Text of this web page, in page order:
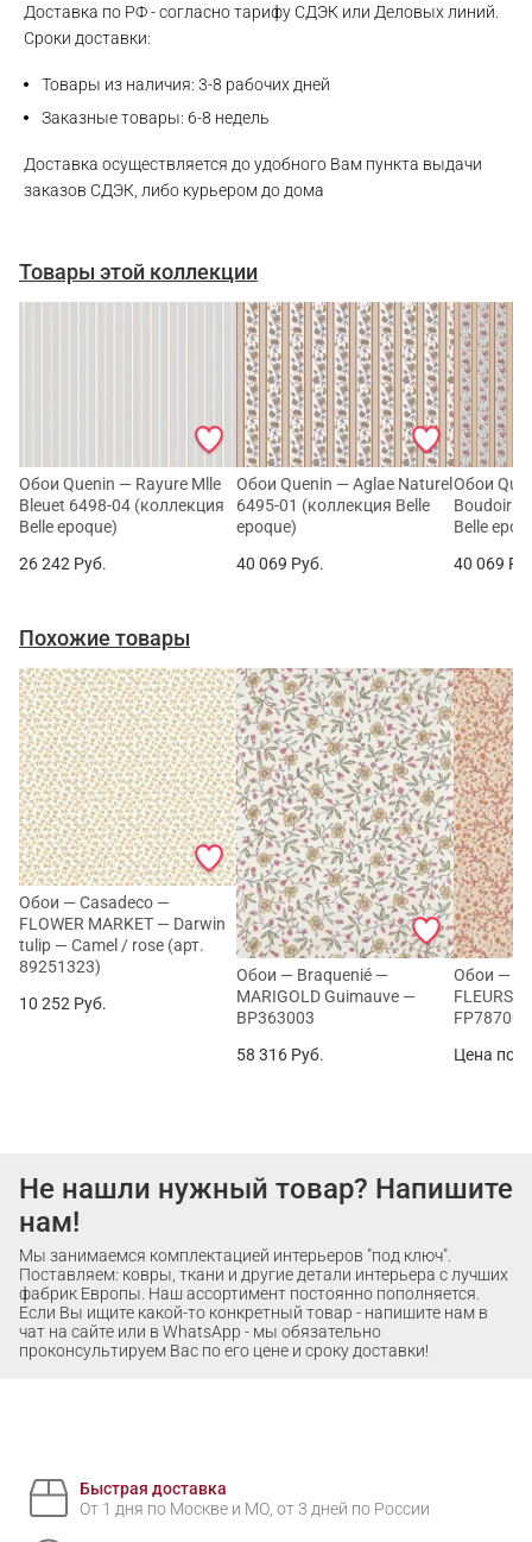
Доставка по РФ - согласно тарифу СДЭК или Деловых линий.
Сроки доставки:
Товары из наличия: 3-8 рабочих дней
Заказные товары: 6-8 недель
Доставка осуществляется до удобного Вам пункта выдачи
заказов СДЭК, либо курьером до дома
Товары этой коллекции
Обои Quenin — Rayure Mlle
Bleuet 6498-04 (коллекция
Belle epoque)
26 242 Руб.
Обои Quenin — Aglae Naturel
6495-01 (коллекция Belle
epoque)
40 069 Руб.
Обои
Boudoir
Belle
40 069
Похожие товары
Обои — Casadeco —
FLOWER MARKET — Darwin
tulip — Camel / rose (арт.
89251323)
10 252 Руб.
Обои — Braquenié —
MARIGOLD Guimauve —
BP363003
58 316 Руб.
Обои —
FLEURS
FP787001
Цена по
Не нашли нужный товар? Напишите
нам!
Мы занимаемся комплектацией интерьеров "под ключ".
Поставляем: ковры, ткани и другие детали интерьера с лучших
фабрик Европы. Наш ассортимент постоянно пополняется.
Если Вы ищите какой-то конкретный товар - напишите нам в
чат на сайте или в WhatsApp - мы обязательно
проконсультируем Вас по его цене и сроку доставки!
Быстрая доставка
От 1 дня по Москве и МО, от 3 дней по России
Telegram